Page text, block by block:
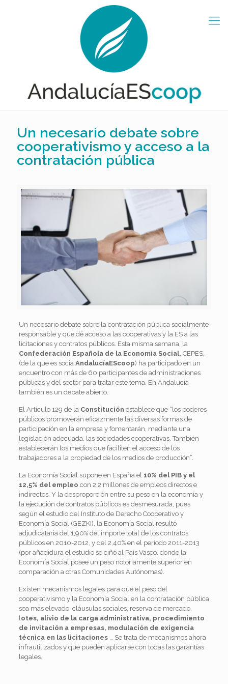
Un necesario debate sobre
cooperativismo y acceso a la
contratación pública
Un necesario debate sobre la contratación pública socialmente
responsable y que dé acceso a las cooperativas y la ES a las
licitaciones y contratos públicos. Esta misma semana, la
Confederación Española de la Economía Social, CEPES,
(de la que es socia AndalucíaEScoop) ha participado en un
encuentro con más de 60 participantes de administraciones
públicas y del sector para tratar este tema. En Andalucía
también es un debate abierto.
El Artículo 129 de la Constitución establece que “los poderes
públicos promoverán eficazmente las diversas formas de
participación en la empresa y fomentarán, mediante una
legislación adecuada, las sociedades cooperativas. También
establecerán los medios que faciliten el acceso de los
trabajadores a la propiedad de los medios de producción”.
La Economía Social supone en España el 10% del PIB y el
12,5% del empleo con 2,2 millones de empleos directos e
indirectos. Y la desproporción entre su peso en la economía y
la ejecución de contratos públicos es desmesurada, pues
según el estudio del Instituto de Derecho Cooperativo y
Economía Social (GEZKI), la Economía Social resultó
adjudicataria del 1,90% del importe total de los contratos
públicos en 2010-2012, y del 2,40% en el periodo 2011-2013
(por añadidura el estudio se ciñó al País Vasco, donde la
Economía Social posee un peso notoriamente superior en
comparación a otras Comunidades Autónomas).
Existen mecanismos legales para que el peso del
cooperativismo y la Economía Social en la contratación pública
sea más elevado: cláusulas sociales, reserva de mercado,
l otes, alivio de la carga administrativa, procedimiento
de invitación a empresas, modulación de exigencia
técnica en las licitaciones… Se trata de mecanismos ahora
infrautilizados y que pueden aplicarse con todas las garantías
legales.